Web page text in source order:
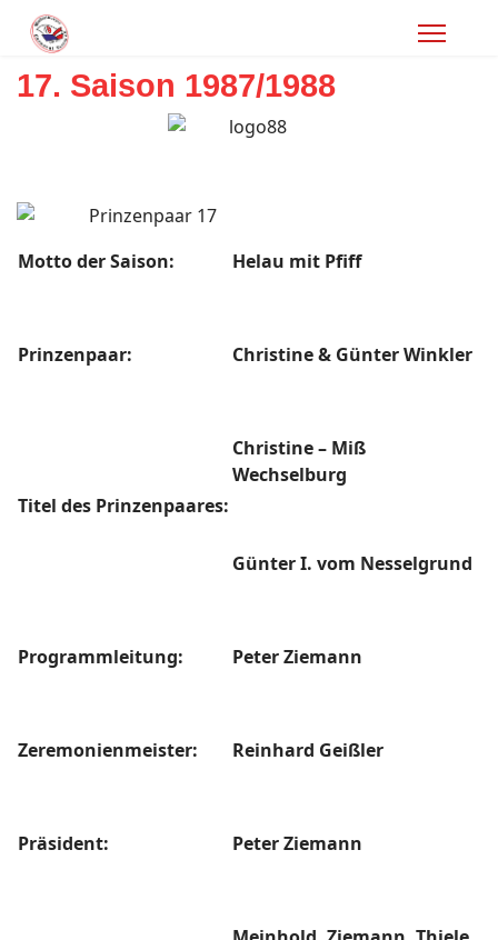
17. Saison 1987/1988
Motto der Saison: Helau mit Pfiff
Prinzenpaar: Christine & Günter Winkler
Titel des Prinzenpaares:
Christine – Miß
Wechselburg
Günter I. vom Nesselgrund
Programmleitung: Peter Ziemann
Zeremonienmeister: Reinhard Geißler
Präsident: Peter Ziemann